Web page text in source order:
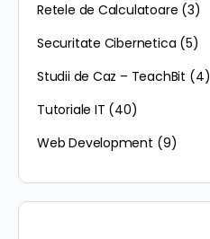
Retele de Calculatoare (3)
Securitate Cibernetica (5)
Studii de Caz – TeachBit (4)
Tutoriale IT (40)
Web Development (9)